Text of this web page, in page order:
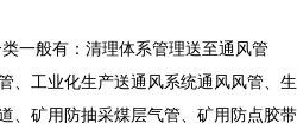
一般有：清理体系管理送至通风管
、工业化生产送通风系统通风风管、生
、矿用防抽采煤层气管、矿用防点胶带